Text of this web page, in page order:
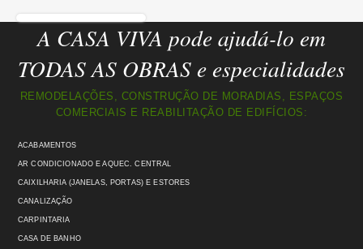
A CASA VIVA pode ajudá-lo em
TODAS AS OBRAS e especialidades
REMODELAÇÕES, CONSTRUÇÃO DE MORADIAS, ESPAÇOS
COMERCIAIS E REABILITAÇÃO DE EDIFÍCIOS:
ACABAMENTOS
AR CONDICIONADO E AQUEC. CENTRAL
CAIXILHARIA (JANELAS, PORTAS) E ESTORES
CANALIZAÇÃO
CARPINTARIA
CASA DE BANHO